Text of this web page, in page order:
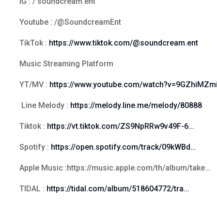
Youtube : /@SoundcreamEnt
TikTok : https://www.tiktok.com/@soundcream.ent
Music Streaming Platform
YT/MV : https://www.youtube.com/
Line Melody : https://melody.line.me/melody/80888
Tiktok : https://vt.tiktok.com/ZS9NpRRw9v49F-6...
Spotify : https://open.spotify.com/track/09kWBd...
Apple Music :https://music.apple.com/th/album/take…
TIDAL : https://tidal.com/album/518604772/tra...